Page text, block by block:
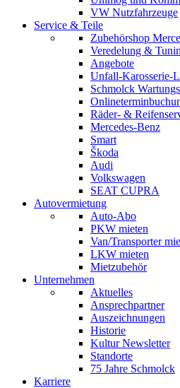
VW Nutzfahrzeuge
Service & Teile
Zubehörshop
Veredelung &
Angebote
Unfall-Karosserie-
Schmolck
Räder- &
Mercedes-Benz
Smart
Škoda
Audi
Volkswagen
SEAT CUPRA
Autovermietung
Auto-Abo
PKW mieten
Van/Transporter
LKW mieten
Mietzubehör
Unternehmen
Aktuelles
Ansprechpartner
Auszeichnungen
Historie
Kultur Newsletter
Standorte
75 Jahre Schmolck
Karriere